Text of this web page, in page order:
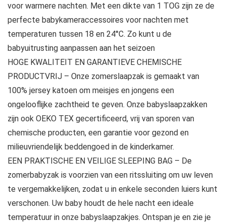
voor warmere nachten. Met een dikte van 1 TOG zijn ze de
perfecte babykameraccessoires voor nachten met
temperaturen tussen 18 en 24°C. Zo kunt u de
babyuitrusting aanpassen aan het seizoen
HOGE KWALITEIT EN GARANTIEVE CHEMISCHE
PRODUCTVRIJ – Onze zomerslaapzak is gemaakt van
100% jersey katoen om meisjes en jongens een
ongelooflijke zachtheid te geven. Onze babyslaapzakken
zijn ook OEKO TEX gecertificeerd, vrij van sporen van
chemische producten, een garantie voor gezond en
milieuvriendelijk beddengoed in de kinderkamer.
EEN PRAKTISCHE EN VEILIGE SLEEPING BAG – De
zomerbabyzak is voorzien van een ritssluiting om uw leven
te vergemakkelijken, zodat u in enkele seconden luiers kunt
verschonen. Uw baby houdt de hele nacht een ideale
temperatuur in onze babyslaapzakjes. Ontspan je en zie je